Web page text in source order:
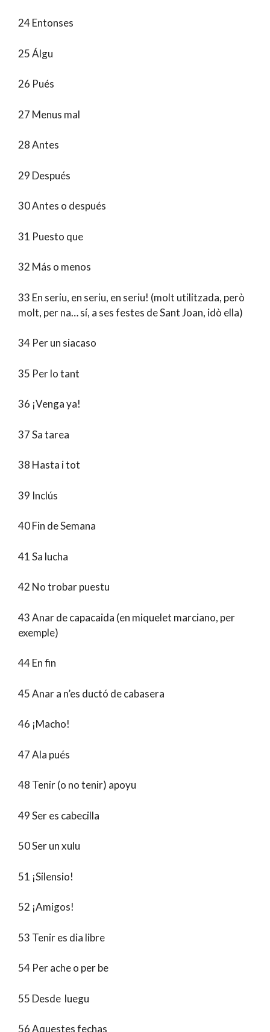
24 Entonses
25 Álgu
26 Pués
27 Menus mal
28 Antes
29 Después
30 Antes o después
31 Puesto que
32 Más o menos
33 En seriu, en seriu, en seriu! (molt utilitzada, però
molt, per na… sí, a ses festes de Sant Joan, idò ella)
34 Per un siacaso
35 Per lo tant
36 ¡Venga ya!
37 Sa tarea
38 Hasta i tot
39 Inclús
40 Fin de Semana
41 Sa lucha
42 No trobar puestu
43 Anar de capacaida (en miquelet marciano, per
exemple)
44 En fin
45 Anar a n’es ductó de cabasera
46 ¡Macho!
47 Ala pués
48 Tenir (o no tenir) apoyu
49 Ser es cabecilla
50 Ser un xulu
51 ¡Silensio!
52 ¡Amigos!
53 Tenir es dia libre
54 Per ache o per be
55 Desde luegu
56 Aquestes fechas